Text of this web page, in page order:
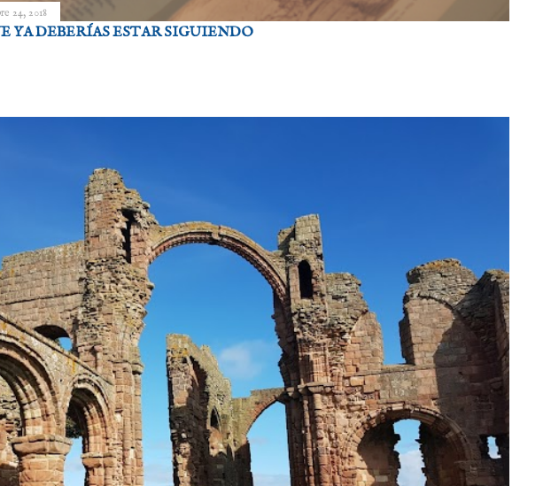
24, 2018
YA DEBERÍAS ESTAR SIGUIENDO